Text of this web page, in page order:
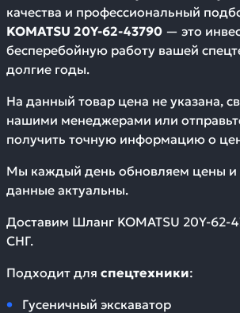
качества и профессиональный
KOMATSU 20Y-62-43790 — это
бесперебойную работу вашей
долгие годы.
На данный товар цена не указана,
нашими менеджерами или
получить точную информацию о
Мы каждый день обновляем цены
данные актуальны.
Доставим Шланг KOMATSU 20Y-62-
СНГ.
Подходит для спецтехники:
Гусеничный экскаватор